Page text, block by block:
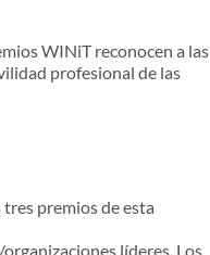
WINiT reconocen a las
profesional de las
premios de esta
líderes. Los